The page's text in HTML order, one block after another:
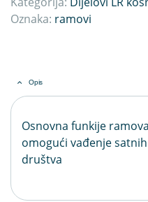
Oznaka: ramovi
Opis
Osnovna funkije
omogući vađenje
društva